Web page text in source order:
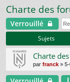
ur
ci
s
Charte des
Verrouillé
Sujets
Charte
par franck »